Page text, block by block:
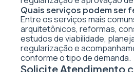
Quais serviços podem ser
Entre os serviços mais
arquitetônicos, reformas,
estudos de viabilidade,
regularização e
conforme o tipo de demanda.
Solicite Atendimento